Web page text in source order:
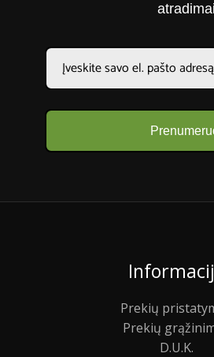
Prekių
Prekių
D.U.K.